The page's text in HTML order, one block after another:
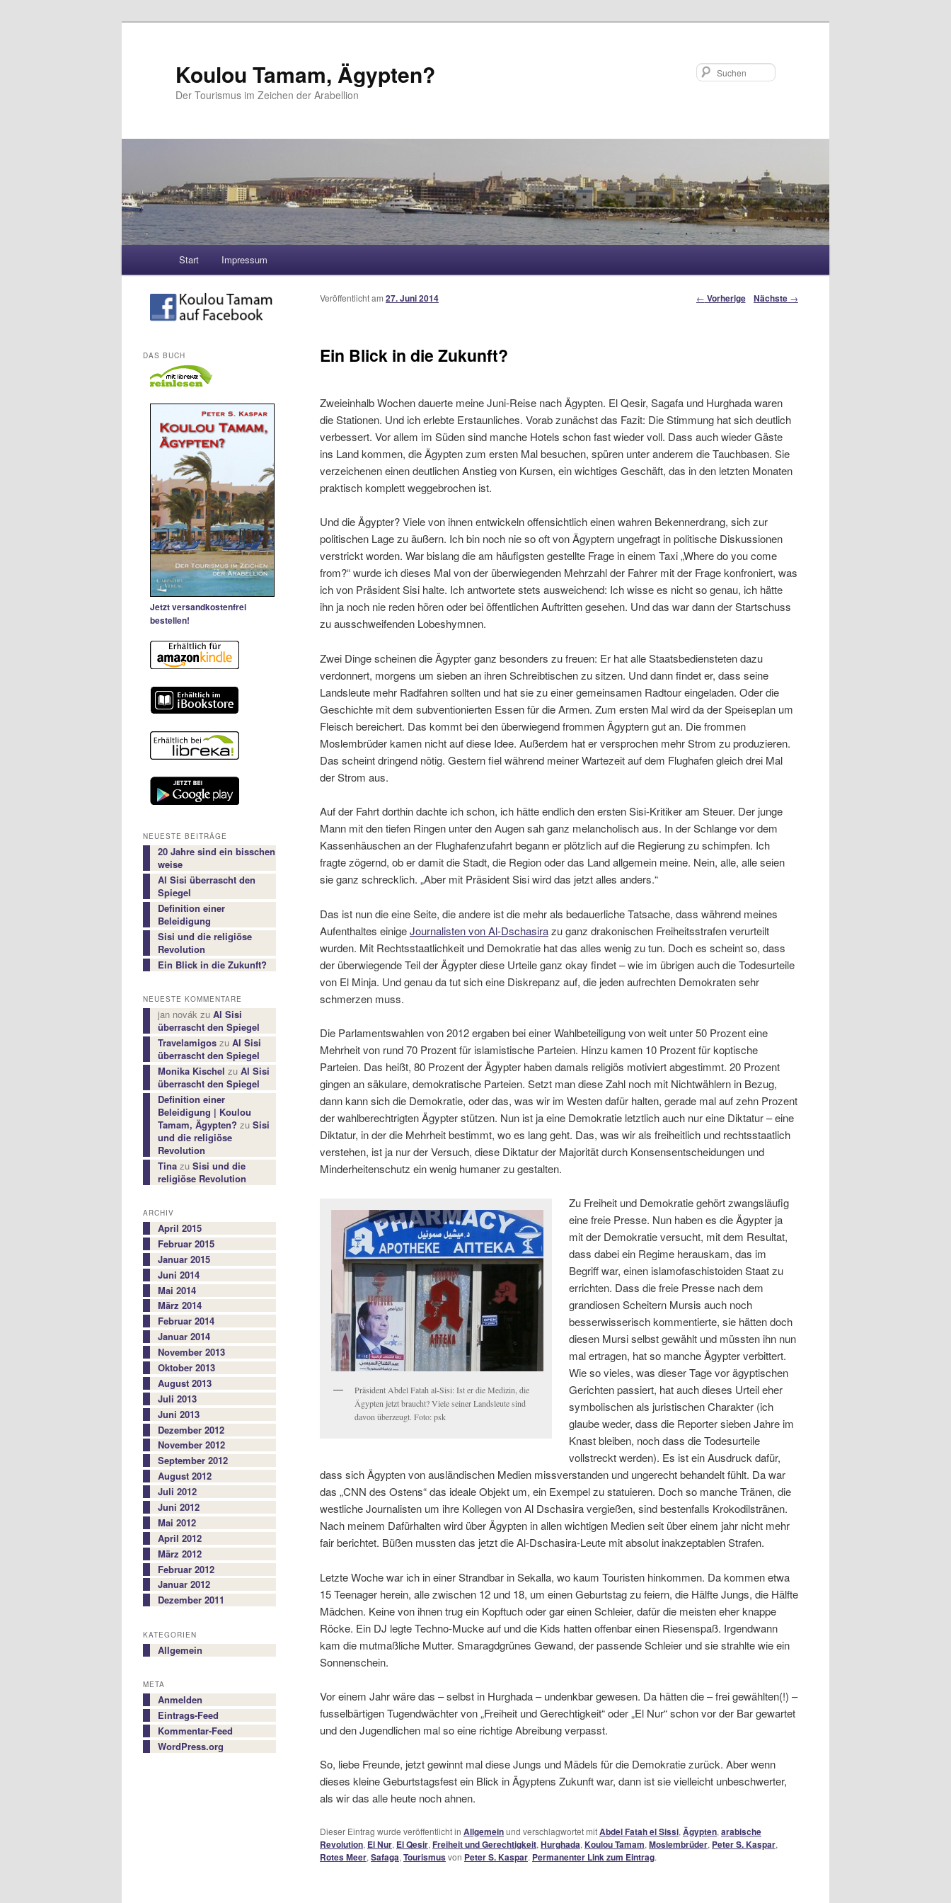
Koulou Tamam, Ägypten?
Der Tourismus im Zeichen der Arabellion
Zum Inhalt wechseln
Zum sekundären Inhalt wechseln
Start Impressum
Artikelnavigation
← Vorherige Nächste →
Ein Blick in die Zukunft?
Veröffentlicht am 27. Juni 2014
Zweieinhalb Wochen dauerte meine Juni-Reise nach Ägypten. El Qesir, Sagafa und Hurghada waren
die Stationen. Und ich erlebte Erstaunliches. Vorab zunächst das Fazit: Die Stimmung hat sich deutlich
verbessert. Vor allem im Süden sind manche Hotels schon fast wieder voll. Dass auch wieder Gäste
ins Land kommen, die Ägypten zum ersten Mal besuchen, spüren unter anderem die Tauchbasen. Sie
verzeichenen einen deutlichen Anstieg von Kursen, ein wichtiges Geschäft, das in den letzten Monaten
praktisch komplett weggebrochen ist.
Und die Ägypter? Viele von ihnen entwickeln offensichtlich einen wahren Bekennerdrang, sich zur
politischen Lage zu äußern. Ich bin noch nie so oft von Ägyptern ungefragt in politische Diskussionen
verstrickt worden. War bislang die am häufigsten gestellte Frage in einem Taxi „Where do you come
from?“ wurde ich dieses Mal von der überwiegenden Mehrzahl der Fahrer mit der Frage konfroniert, was
ich von Präsident Sisi halte. Ich antwortete stets ausweichend: Ich wisse es nicht so genau, ich hätte
ihn ja noch nie reden hören oder bei öffentlichen Auftritten gesehen. Und das war dann der Startschuss
zu ausschweifenden Lobeshymnen.
Zwei Dinge scheinen die Ägypter ganz besonders zu freuen: Er hat alle Staatsbediensteten dazu
verdonnert, morgens um sieben an ihren Schreibtischen zu sitzen. Und dann findet er, dass seine
Landsleute mehr Radfahren sollten und hat sie zu einer gemeinsamen Radtour eingeladen. Oder die
Geschichte mit dem subventionierten Essen für die Armen. Zum ersten Mal wird da der Speiseplan um
Fleisch bereichert. Das kommt bei den überwiegend frommen Ägyptern gut an. Die frommen
Moslembrüder kamen nicht auf diese Idee. Außerdem hat er versprochen mehr Strom zu produzieren.
Das scheint dringend nötig. Gestern fiel während meiner Wartezeit auf dem Flughafen gleich drei Mal
der Strom aus.
Auf der Fahrt dorthin dachte ich schon, ich hätte endlich den ersten Sisi-Kritiker am Steuer. Der junge
Mann mit den tiefen Ringen unter den Augen sah ganz melancholisch aus. In der Schlange vor dem
Kassenhäuschen an der Flughafenzufahrt begann er plötzlich auf die Regierung zu schimpfen. Ich
fragte zögernd, ob er damit die Stadt, die Region oder das Land allgemein meine. Nein, alle, alle seien
sie ganz schrecklich. „Aber mit Präsident Sisi wird das jetzt alles anders.“
Das ist nun die eine Seite, die andere ist die mehr als bedauerliche Tatsache, dass während meines
Aufenthaltes einigeJournalisten von Al-Dschasirazu ganz drakonischen Freiheitsstrafen verurteilt
wurden. Mit Rechtsstaatlichkeit und Demokratie hat das alles wenig zu tun. Doch es scheint so, dass
der überwiegende Teil der Ägypter diese Urteile ganz okay findet – wie im übrigen auch die Todesurteile
von El Minja. Und genau da tut sich eine Diskrepanz auf, die jeden aufrechten Demokraten sehr
schmerzen muss.
Die Parlamentswahlen von 2012 ergaben bei einer Wahlbeteiligung von weit unter 50 Prozent eine
Mehrheit von rund 70 Prozent für islamistische Parteien. Hinzu kamen 10 Prozent für koptische
Parteien. Das heißt, 80 Prozent der Ägypter haben damals religiös motiviert abgestimmt. 20 Prozent
gingen an säkulare, demokratische Parteien. Setzt man diese Zahl noch mit Nichtwählern in Bezug,
dann kann sich die Demokratie, oder das, was wir im Westen dafür halten, gerade mal auf zehn Prozent
der wahlberechtrigten Ägypter stützen. Nun ist ja eine Demokratie letztlich auch nur eine Diktatur – eine
Diktatur, in der die Mehrheit bestimmt, wo es lang geht. Das, was wir als freiheitlich und rechtsstaatlich
verstehen, ist ja nur der Versuch, diese Diktatur der Majorität durch Konsensentscheidungen und
Minderheitenschutz ein wenig humaner zu gestalten.
Präsident Abdel Fatah al-Sisi: Ist er die Medizin, die
Ägypten jetzt braucht? Viele seiner Landsleute sind
davon überzeugt. Foto: psk
Zu Freiheit und Demokratie gehört zwangsläufig
eine freie Presse. Nun haben es die Ägypter ja
mit der Demokratie versucht, mit dem Resultat,
dass dabei ein Regime herauskam, das im
Begriff war, einen islamofaschistoiden Staat zu
errichten. Dass die freie Presse nach dem
grandiosen Scheitern Mursis auch noch
besserwisserisch kommentierte, sie hätten doch
diesen Mursi selbst gewählt und müssten ihn nun
mal ertragen, hat so manche Ägypter verbittert.
Wie so vieles, was dieser Tage vor ägyptischen
Gerichten passiert, hat auch dieses Urteil eher
symbolischen als juristischen Charakter (ich
glaube weder, dass die Reporter sieben Jahre im
Knast bleiben, noch dass die Todesurteile
vollstreckt werden). Es ist ein Ausdruck dafür,
dass sich Ägypten von ausländischen Medien missverstanden und ungerecht behandelt fühlt. Da war
das „CNN des Ostens“ das ideale Objekt um, ein Exempel zu statuieren. Doch so manche Tränen, die
westliche Journalisten um ihre Kollegen von Al Dschasira vergießen, sind bestenfalls Krokodilstränen.
Nach meinem Dafürhalten wird über Ägypten in allen wichtigen Medien seit über einem jahr nicht mehr
fair berichtet. Büßen mussten das jetzt die Al-Dschasira-Leute mit absolut inakzeptablen Strafen.
Letzte Woche war ich in einer Strandbar in Sekalla, wo kaum Touristen hinkommen. Da kommen etwa
15 Teenager herein, alle zwischen 12 und 18, um einen Geburtstag zu feiern, die Hälfte Jungs, die Hälfte
Mädchen. Keine von ihnen trug ein Kopftuch oder gar einen Schleier, dafür die meisten eher knappe
Röcke. Ein DJ legte Techno-Mucke auf und die Kids hatten offenbar einen Riesenspaß. Irgendwann
kam die mutmaßliche Mutter. Smaragdgrünes Gewand, der passende Schleier und sie strahlte wie ein
Sonnenschein.
Vor einem Jahr wäre das – selbst in Hurghada – undenkbar gewesen. Da hätten die – frei gewählten(!) –
fusselbärtigen Tugendwächter von „Freiheit und Gerechtigkeit“ oder „El Nur“ schon vor der Bar gewartet
und den Jugendlichen mal so eine richtige Abreibung verpasst.
So, liebe Freunde, jetzt gewinnt mal diese Jungs und Mädels für die Demokratie zurück. Aber wenn
dieses kleine Geburtstagsfest ein Blick in Ägyptens Zukunft war, dann ist sie vielleicht unbeschwerter,
als wir das alle heute noch ahnen.
Dieser Eintrag wurde veröffentlicht in Allgemeinund verschlagwortet mitAbdel Fatah el Sissi, Ägypten, arabische
Revolution, El Nur, El Qesir, Freiheit und Gerechtigkeit, Hurghada, Koulou Tamam, Moslembrüder, Peter S. Kaspar,
Rotes Meer, Safaga, Tourismusvon Peter S. Kaspar. Permanenter Link zum Eintrag.
DAS BUCH
Jetzt versandkostenfrei
bestellen!
NEUESTE BEITRÄGE
20 Jahre sind ein bisschen
weise
Al Sisi überrascht den
Spiegel
Definition einer
Beleidigung
Sisi und die religiöse
Revolution
Ein Blick in die Zukunft?
NEUESTE KOMMENTARE
jan novákzu Al Sisi
überrascht den Spiegel
Travelamigoszu Al Sisi
überrascht den Spiegel
Monika Kischel zu Al Sisi
überrascht den Spiegel
Definition einer
Beleidigung | Koulou
Tamam, Ägypten? zu Sisi
und die religiöse
Revolution
Tinazu Sisi und die
religiöse Revolution
ARCHIV
April 2015
Februar 2015
Januar 2015
Juni 2014
Mai 2014
März 2014
Februar 2014
Januar 2014
November 2013
Oktober 2013
August 2013
Juli 2013
Juni 2013
Dezember 2012
November 2012
September 2012
August 2012
Juli 2012
Juni 2012
Mai 2012
April 2012
März 2012
Februar 2012
Januar 2012
Dezember 2011
KATEGORIEN
Allgemein
META
Anmelden
Eintrags-Feed
Kommentar-Feed
WordPress.org